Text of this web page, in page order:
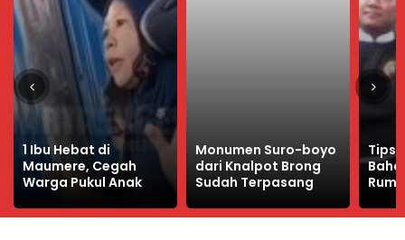
Monumen Suro-boyo
dari Knalpot Brong
Sudah Terpasang
Tips Menghindari
Bahaya di Luar
Rumah
Saat